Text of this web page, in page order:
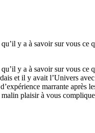
y a à savoir sur vous ce
y a à savoir sur vous ce
et il y avait l’Univers
marrante après
plaisir à vous